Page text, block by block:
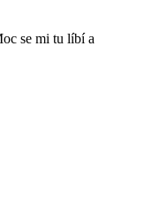
se mi tu líbí a